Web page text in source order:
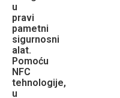
u
pravi
pametni
sigurnosni
alat.
Pomoću
NFC
tehnologije,
u